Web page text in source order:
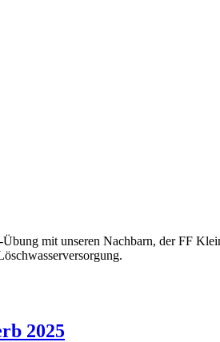
mit unseren Nachbarn, der FF
2025